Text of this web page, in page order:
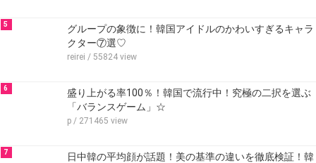
5
グループの象徴に！韓国アイドルのかわいすぎるキャラ
クター⑦選♡
reirei / 55824 view
6
盛り上がる率100％！韓国で流行中！究極の二択を選ぶ
「バランスゲーム」☆
p / 271465 view
7
日中韓の平均顔が話題！美の基準の違いを徹底検証！韓